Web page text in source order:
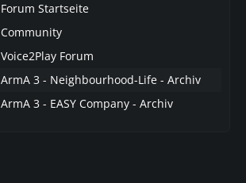
Forum Startseite
Community
Voice2Play Forum
ArmA 3 - Neighbourhood-Life - Archiv
ArmA 3 - EASY Company - Archiv